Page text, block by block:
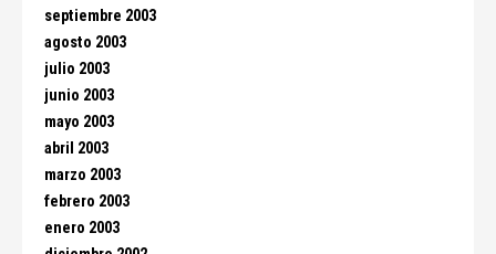
septiembre 2003
agosto 2003
julio 2003
junio 2003
mayo 2003
abril 2003
marzo 2003
febrero 2003
enero 2003